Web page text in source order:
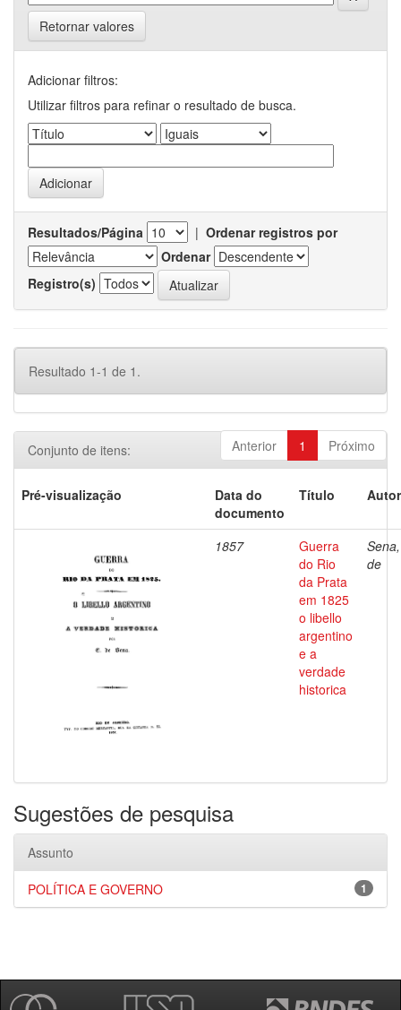
Retornar valores
Adicionar filtros:
Utilizar filtros para refinar o resultado de busca.
Resultados/Página | Ordenar registros por
Ordenar
Registro(s)
Resultado 1-1 de 1.
Anterior 1 Próximo
Conjunto de itens:
Pré-visualização
Data do
documento
Título
1857
Guerra
do Rio
da Prata
em 1825
o libello
argentino
e a
verdade
historica
de
Sugestões de pesquisa
Assunto
1
POLÍTICA E GOVERNO